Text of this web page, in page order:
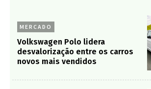
MERCADO
Volkswagen Polo lidera
desvalorização entre os carros
novos mais vendidos